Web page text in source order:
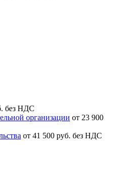
без НДС
организации от 23 900
от 41 500 руб. без НДС